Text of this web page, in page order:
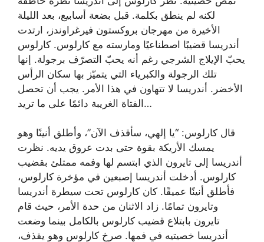
لكنه لم ينطق بكلمة. قبل بضعة أسابيع، بعد الليلة
الأخيرة من مهرجان بروكستون فيرغراوندز، ارتدت
أندريسا قضيبًا اصطناعيًا ومارسته مع كارلوس. كارلوس
يحبّ الإيلاج الشرجي رغم أنه يحبّ التصرّف برجولة. إنها
تلك الرجولة والكبرياء التي يتميّز بها سكان الرأس
الأخضر. أندريسا لا تتهاون في هذا الأمر. يجب أن تحصل
الفتاة الغريبة دائمًا على ما تريد…
قال كارلوس: “يا إلهي، سأقذف الآن”، وأطلق أنينًا وهو
يمسك الأريكة بقوة حتى بدت عروق يديه. نظرت
أندريسا إلى تايرون الذي ابتسم لها وفمه ممتلئ بقضيب
كارلوس. أدخلت أندريسا إصبعين في مؤخرة كارلوس،
فأطلق أنينًا عميقًا. كان كارلوس تحت سيطرة أندريسا
وتايرون تمامًا. زاد الاثنان من حدة الأمر، حيث قام
تايرون بابتلاع قضيب كارلوس بالكامل بينما وضعت
أندريسا خصيتيه في فمها. صرخ كارلوس وهو يقذف،